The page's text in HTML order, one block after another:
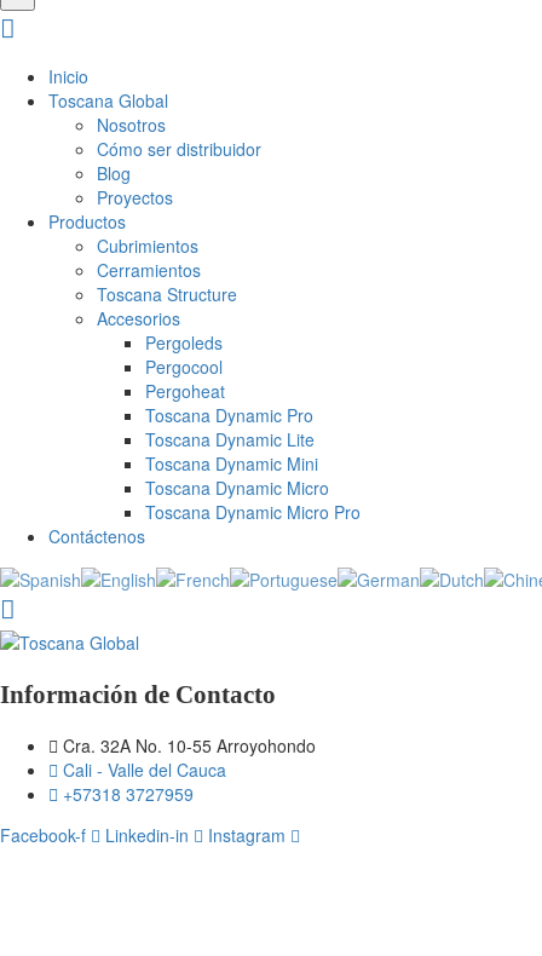
Inicio
Toscana Global
Nosotros
Cómo ser distribuidor
Blog
Proyectos
Productos
Cubrimientos
Cerramientos
Toscana Structure
Accesorios
Pergoleds
Pergocool
Pergoheat
Toscana Dynamic Pro
Toscana Dynamic Lite
Toscana Dynamic Mini
Toscana Dynamic Micro
Toscana Dynamic Micro Pro
Contáctenos
Información de Contacto
Cra. 32A No. 10-55 Arroyohondo
Cali - Valle del Cauca
+57318 3727959
Facebook-f
Linkedin-in Instagram